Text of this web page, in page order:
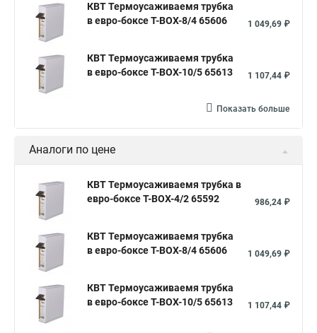
КВТ Термоусаживаемя трубка
в евро-боксе Т-BOX-8/4 65606
1 049,69 ₽
КВТ Термоусаживаемя трубка
в евро-боксе Т-BOX-10/5 65613
1 107,44 ₽
Показать больше
Аналоги по цене
КВТ Термоусаживаемя трубка в
евро-боксе Т-BOX-4/2 65592
986,24 ₽
КВТ Термоусаживаемя трубка
в евро-боксе Т-BOX-8/4 65606
1 049,69 ₽
КВТ Термоусаживаемя трубка
в евро-боксе Т-BOX-10/5 65613
1 107,44 ₽